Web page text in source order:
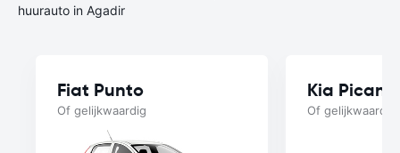
huurauto in Agadir
Fiat Punto
Of gelijkwaardig
Kia
Of gelijkwaardig